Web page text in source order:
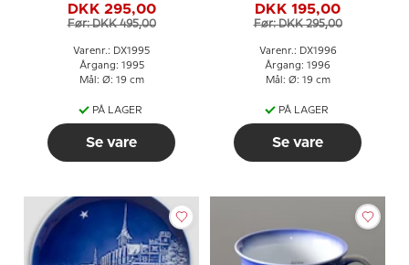
kagetallerken
DKK 295,00
Før: DKK 495,00
Varenr.: DX1995
Årgang: 1995
Mål: Ø: 19 cm
PÅ LAGER
Se vare
DKK 195,00
Før: DKK 295,00
Varenr.: DX1996
Årgang: 1996
Mål: Ø: 19 cm
PÅ LAGER
Se vare